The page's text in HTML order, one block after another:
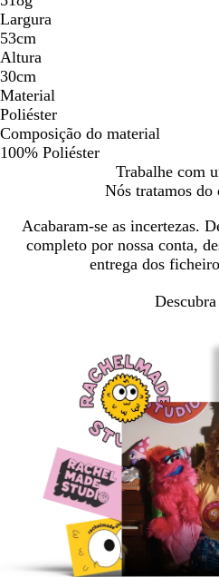
Largura
53cm
Altura
30cm
Material
Poliéster
Composição do material
100% Poliéster
Trabalhe com
Nós tratamos do
Acabaram-se as incertezas.
completo por nossa conta,
entrega dos